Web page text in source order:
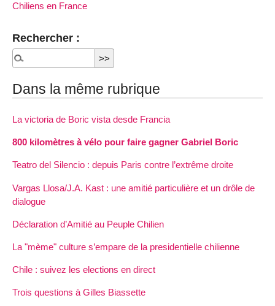
Chiliens en France
Rechercher :
Dans la même rubrique
La victoria de Boric vista desde Francia
800 kilomètres à vélo pour faire gagner Gabriel Boric
Teatro del Silencio : depuis Paris contre l’extrême droite
Vargas Llosa/J.A. Kast : une amitié particulière et un drôle de
dialogue
Déclaration d’Amitié au Peuple Chilien
La "mème" culture s’empare de la presidentielle chilienne
Chile : suivez les elections en direct
Trois questions à Gilles Biassette